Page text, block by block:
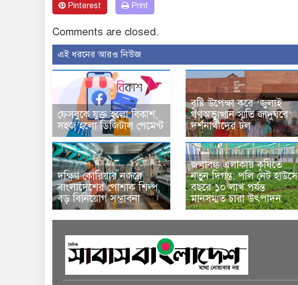
Pinterest Print
Comments are closed.
এই ধরনের আরও নিউজ
ফেসবুকে যুক্ত হলো বিকাশ,
সহজ হলো ডিজিটাল পেমেন্ট
বৃষ্টি উপেক্ষা করে ‘জুলাই
গণঅভ্যুত্থান স্মৃতি জাদুঘরে’
দর্শনার্থীদের ঢল
দক্ষিণ কোরিয়ার নজরে
বাংলাদেশের পোশাক শিল্প,
বড় বিনিয়োগ সম্ভাবনা
জলাবদ্ধ এলাকায় কৃষিতে
নতুন দিগন্ত: পলি নেট হাউসে
বছরে ১০ লাখ পর্যন্ত
মানসম্মত চারা উৎপাদন